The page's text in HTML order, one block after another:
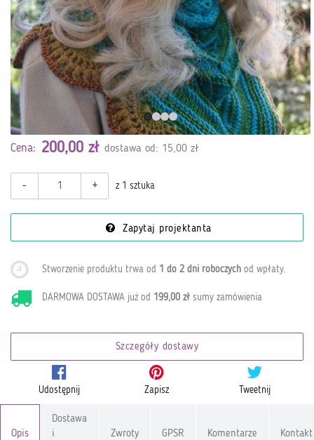
Cena: 200,00 zł dostawa od: 15,00 zł
- + z 1 sztuka
Zapytaj projektanta
Stworzenie produktu trwa od 1 do 2 dni roboczych od wpłaty.
DARMOWA DOSTAWA już od 199,00 zł sumy zamówienia
Szczegóły dostawy
Udostępnij Zapisz Tweetnij
Opis
Dostawa
i
Zwroty GPSR Komentarze Kontakt